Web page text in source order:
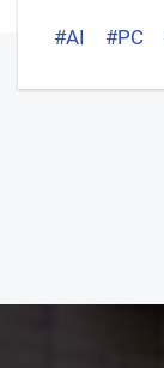
#AI #PC